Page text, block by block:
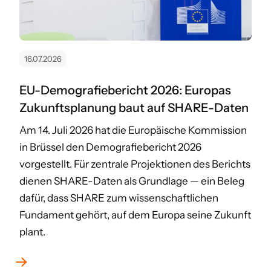
16.07.2026
EU-Demografiebericht 2026: Europas
Zukunftsplanung baut auf SHARE-Daten
Am 14. Juli 2026 hat die Europäische Kommission
in Brüssel den Demografiebericht 2026
vorgestellt. Für zentrale Projektionen des Berichts
dienen SHARE-Daten als Grundlage — ein Beleg
dafür, dass SHARE zum wissenschaftlichen
Fundament gehört, auf dem Europa seine Zukunft
plant.